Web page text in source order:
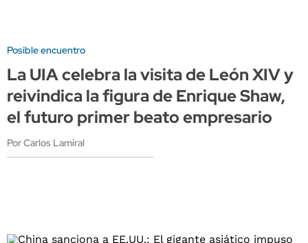
Posible encuentro
La UIA celebra la visita de León XIV y
reivindica la figura de Enrique Shaw,
el futuro primer beato empresario
Por Carlos Lamiral